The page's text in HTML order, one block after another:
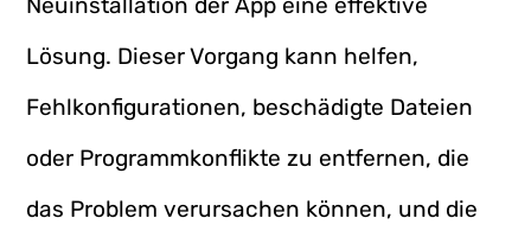
Lösung. Dieser Vorgang kann helfen,
Fehlkonfigurationen, beschädigte Dateien
oder Programmkonflikte zu entfernen, die
das Problem verursachen können, und die